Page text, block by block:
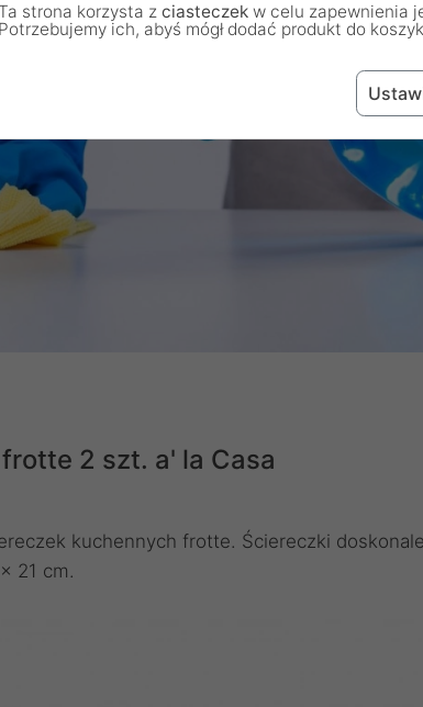
2 szt. a' la Casa
kuchennych frotte. Ściereczki doskonale
21 cm.
strona korzysta z ciasteczek w celu zapewnienia
Potrzebujemy ich, abyś mógł dodać produkt do